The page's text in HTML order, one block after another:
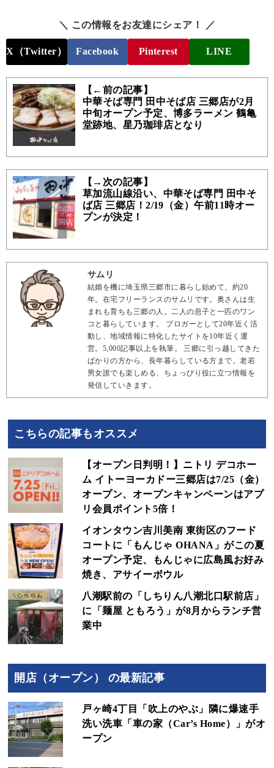
＼ この情報をお友達にシェア！ ／
X（Twitter） Facebook Pinterest LINE
【←前の記事】
中華そば専門 田中そば店 三郷店が2月
中旬オープン予定、博多ラーメン 鶴亀
堂跡地、星乃珈琲店となり
【→次の記事】
草加流山線沿い、中華そば専門 田中そ
ば店 三郷店！2/19（金）午前11時オー
プンが決定！
サムリ
結婚を機に埼玉県三郷市に暮らし始めて、約20
年。在宅フリーランスのサムリです。奥さんは生
まれも育ちも三郷の人。二人の息子と一匹のワン
コと暮らしています。 ブロガーとして20年近く活
動し、地域情報に特化したサイトを10年近く運
営。5,000記事以上を執筆。 三郷に引っ越してきた
ばかりの方から、長年暮らしている方まで。老若
男女誰でも楽しめる、ちょっぴり役に立つ情報を
発信していきます。
こちらの記事もオススメ
【オープン日判明！】ニトリ デコホー
ム イトーヨーカドー三郷店は7/25（金）
オープン、オープンキャンペーンはアプ
リ会員ポイント5倍！
イオンタウン吉川美南 東街区のフード
コートに「もんじゃ OHANA」がこの夏
オープン予定、もんじゃに広島風お好み
焼き、アサイーボウル
八潮駅前の「しちりん八潮北口駅前店」
に「麺屋 ともろう」が8月からランチ営
業中
開店（オープン） の最新記事
戸ヶ崎4丁目「吹上のやぶ」隣に爆速手
洗い洗車「車の家（Car’s Home）」がオ
ープン